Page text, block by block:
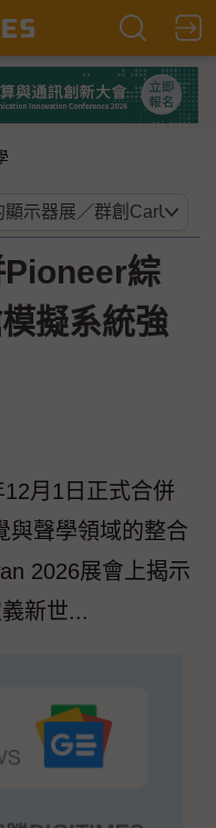
綜
擬系統強
月1日正式合併
與聲學領域的整合
2026展會上揭示
新世...